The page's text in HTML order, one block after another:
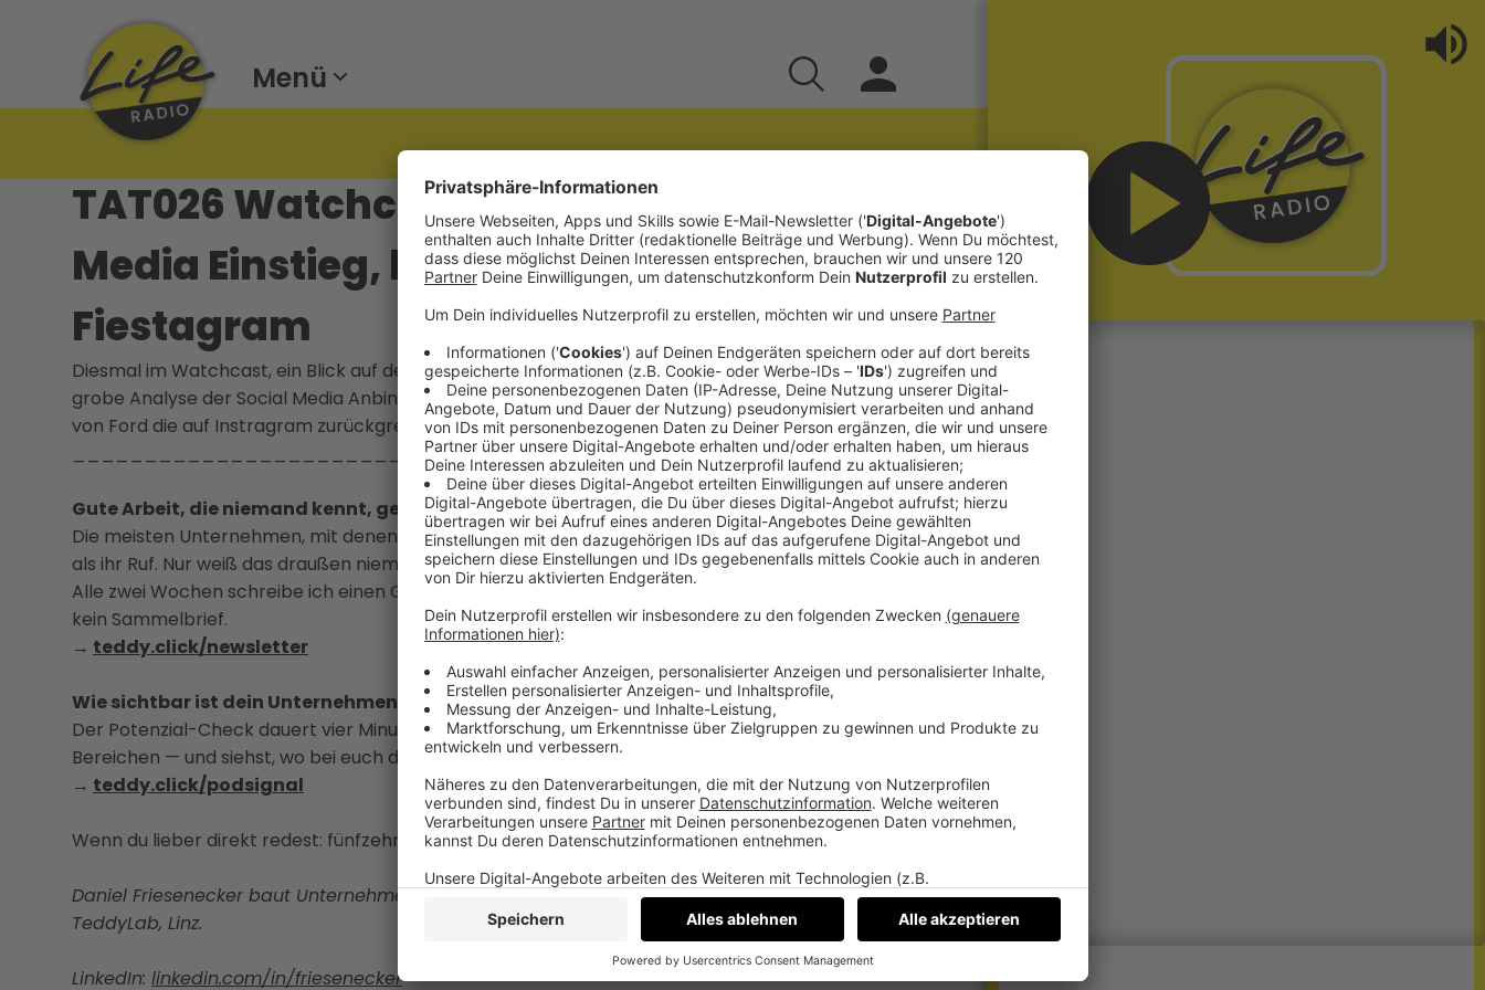
Menü
TAT026 Watchcast: Faymanns Social
Media Einstieg, blauweiss-linz.at,
Fiestagram
Diesmal im Watchcast, ein Blick auf den Social Media Auftritts unseres Bundeskanzlers, eine
grobe Analyse der Social Media Anbindungen von Blau Weiß Linz und eine Marketingkampagne
von Ford die auf Instragram zurückgreift.
_________________________________________________
Gute Arbeit, die niemand kennt, gewinnt keinen Markt.
Die meisten Unternehmen, mit denen ich arbeite, haben kein Qualitätsproblem. Sie sind besser
als ihr Ruf. Nur weiß das draußen niemand.
Alle zwei Wochen schreibe ich einen Gedanken darüber, wie sich das ändern lässt. Ein Thema,
kein Sammelbrief.
→ teddy.click/newsletter
Wie sichtbar ist dein Unternehmen wirklich?
Der Potenzial-Check dauert vier Minuten. Danach hast du einen Report mit einer Zahl und fünf
Bereichen — und siehst, wo bei euch draußen nichts ankommt. Kein Verkaufsgespräch.
→ teddy.click/podsignal
Wenn du lieber direkt redest: fünfzehn Minuten, kein Pitch.teddy.click/termin
Daniel Friesenecker baut Unternehmern ihr eigenes Medium. Podcast, Video, Strategie. Studio:
TeddyLab, Linz.
LinkedIn: linkedin.com/in/friesenecker